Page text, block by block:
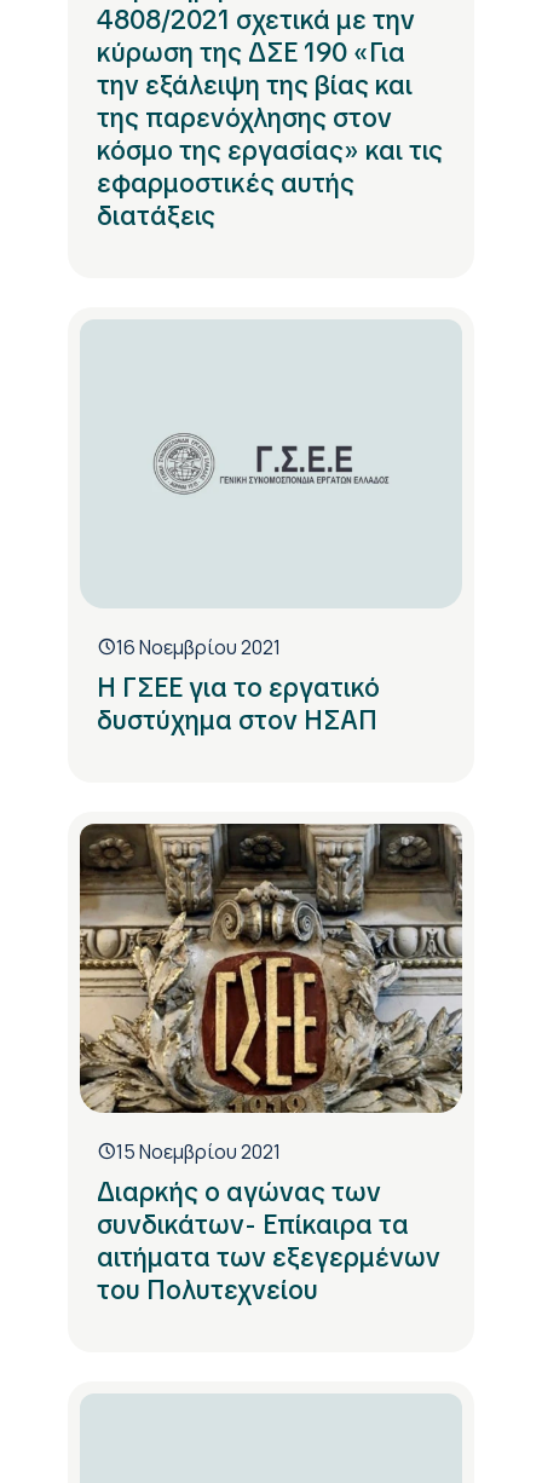
4808/2021 σχετικά με την
κύρωση της ΔΣΕ 190 «Για
την εξάλειψη της βίας και
της παρενόχλησης στον
κόσμο της εργασίας» και τις
εφαρμοστικές αυτής
διατάξεις
16 Νοεμβρίου 2021
Η ΓΣΕΕ για το εργατικό
δυστύχημα στον ΗΣΑΠ
15 Νοεμβρίου 2021
Διαρκής ο αγώνας των
συνδικάτων- Επίκαιρα τα
αιτήματα των εξεγερμένων
του Πολυτεχνείου